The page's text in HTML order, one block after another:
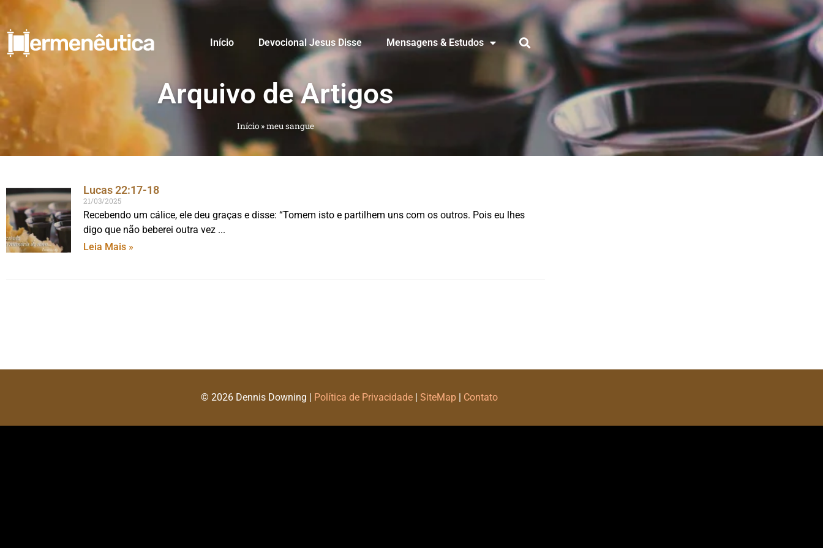
Início Devocional Jesus Disse Mensagens & Estudos
Arquivo de Artigos
Início »meu sangue
Lucas 22:17-18
21/03/2025
Recebendo um cálice, ele deu graças e disse: “Tomem isto e partilhem uns com os outros. Pois eu lhes
digo que não beberei outra vez
Leia Mais »
© 2026 Dennis Downing | Política de Privacidade| SiteMap| Contato